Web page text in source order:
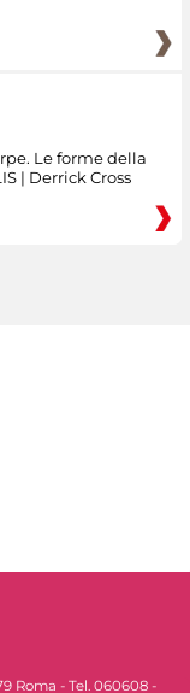
Le forme della
| Derrick Cross
Roma - Tel. 060608 -